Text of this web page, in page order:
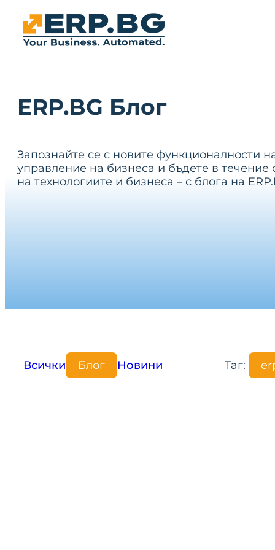
ERP.BG Блог
Запознайте се с новите функционалности
управление на бизнеса и бъдете в течение
на технологиите и бизнеса – с блога на
Всички Блог Новини Таг: